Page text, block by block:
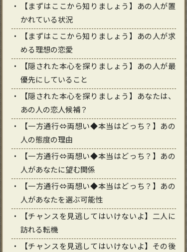
【まずはここから知りましょう】あの人が置
かれている状況
【まずはここから知りましょう】あの人が求
める理想の恋愛
【隠された本心を探りましょう】あの人が最
優先にしていること
【隠された本心を探りましょう】あなたは、
あの人の恋人候補？
【一方通行⇔両想い◆本当はどっち？】あの
人の態度の理由
【一方通行⇔両想い◆本当はどっち？】あの
人があなたに望む関係
【一方通行⇔両想い◆本当はどっち？】あの
人があなたを選ぶ可能性
【チャンスを見逃してはいけないよ】二人に
訪れる転機
【チャンスを見逃してはいけないよ】その後